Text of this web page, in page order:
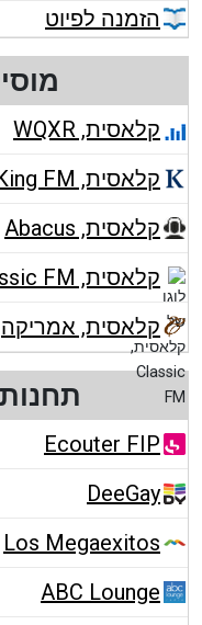
הזמנה לפיוט
קלאסית, WQXR
קלאסית, King FM
קלאסית, Abacus
קלאסית, Classic FM
קלאסית, אמריקה
Ecouter FIP
DeeGay
Los Megaexitos
ABC Lounge